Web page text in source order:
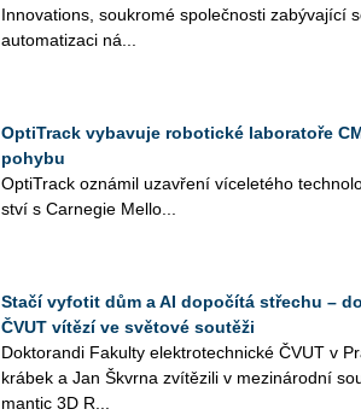
In­no­vati­ons, sou­kro­mé spo­leč­nos­ti za­bý­va­jí­cí
au­to­ma­ti­za­ci ná­...
OptiTrack vybavuje robotické laboratoře
pohybu
Op­tiT­rack ozná­mil uza­vře­ní ví­ce­le­té­ho
ství s Car­ne­gie Mel­lo...
Stačí vyfotit dům a AI dopočítá střechu –
ČVUT vítězí ve světové soutěži
Dok­to­ran­di Fa­kul­ty elek­tro­tech­nic­ké ČVUT v
krá­bek a Jan Škvr­na zví­tě­zi­li v me­zi­ná­rod­ní
man­tic 3D R...